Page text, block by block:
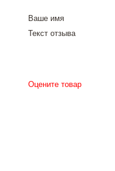
Ваше имя
Текст отзыва
Оцените товар